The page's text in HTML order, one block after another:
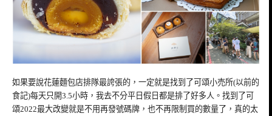
如果要說花蓮麵包店排隊最誇張的，一定就是找到了可頌小売所(以前的
食記)每天只開3.5小時，我去不分平日假日都是排了好多人。找到了可
頌2022最大改變就是不用再發號碼牌，也不再限制買的數量了，真的太